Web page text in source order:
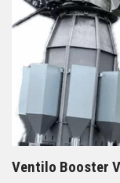
Ventilo Booster